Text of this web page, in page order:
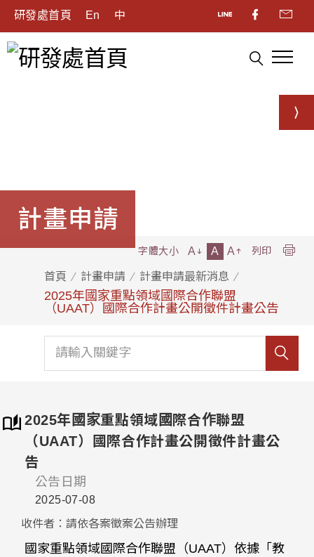
研發處首頁 En 中
計畫申請
首頁 計畫申請 計畫申請最新消息
2025年國家重點領域國際合作聯盟
（UAAT）國際合作計畫公開徵件計畫公告
字體大小 A A A 列印
2025年國家重點領域國際合作聯盟
（UAAT）國際合作計畫公開徵件計畫公
告
公告日期
2025-07-08
收件者：請依各案徵案公告辦理
國家重點領域國際合作聯盟（UAAT）依據「教